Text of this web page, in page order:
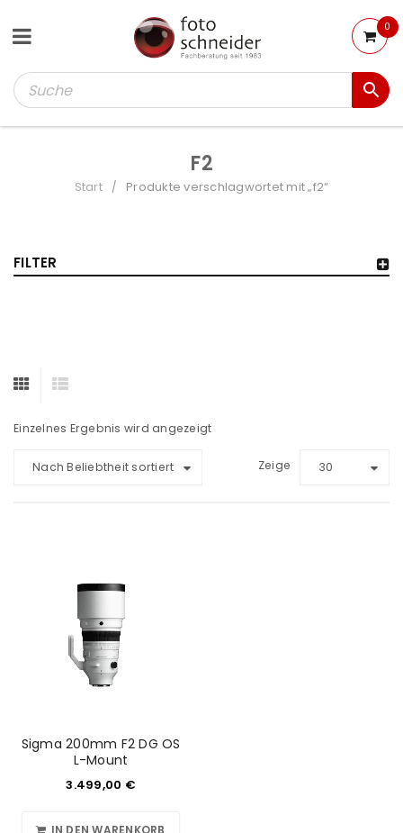
0
F2
Start / Produkte verschlagwortet mit „f2“
FILTER
Einzelnes Ergebnis wird angezeigt
Nach Beliebtheit sortiert Zeige 30
Sigma 200mm F2 DG OS
L-Mount
3.499,00 €
IN DEN WARENKORB